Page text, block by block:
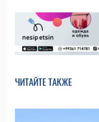
ЧИТАЙТЕ ТАКЖЕ